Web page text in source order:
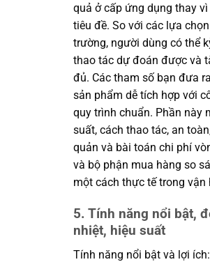
quả ở cấp ứng dụng thay
tiêu đề. So với các lựa
trường, người dùng có thể
thao tác dự đoán được và
đủ. Các tham số bạn đưa
sản phẩm dễ tích hợp với
quy trình chuẩn. Phần này
suất, cách thao tác, an
quản và bài toán chi phí
và bộ phận mua hàng so
một cách thực tế trong vận
5. Tính năng nổi bật,
nhiệt, hiệu suất
Tính năng nổi bật và lợi